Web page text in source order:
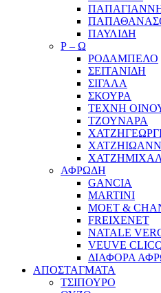
ΠΑΥΛΙΔΗ
Ρ – Ω
ΡΟΔΑΜΠΕΛΟ
ΣΕΙΤΑΝΙΔΗ
ΣΙΓΑΛΑ
ΣΚΟΥΡΑ
ΤΕΧΝΗ
ΤΖΟΥΝΑΡΑ
ΑΦΡΩΔΗ
GANCIA
MARTINI
MOET &
FREIXENET
NATALE
VEUVE
ΔΙΑΦΟΡΑ
ΑΠΟΣΤΑΓΜΑΤΑ
ΤΣΙΠΟΥΡΟ